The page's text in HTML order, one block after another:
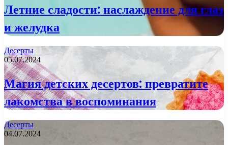
Летние сладости: наслаждение для глаз
и желудка
Десерты
05.07.2024
Магия детских десертов: превратите
лакомства в воспоминания
Десерты
04.07.2024